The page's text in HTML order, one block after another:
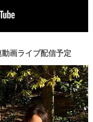
画ライブ配信予定